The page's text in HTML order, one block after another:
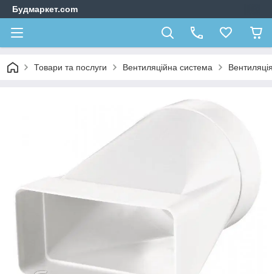
Будмаркет.com
Товари та послуги Вентиляційна система